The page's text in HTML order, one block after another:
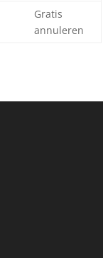
Gratis
annuleren